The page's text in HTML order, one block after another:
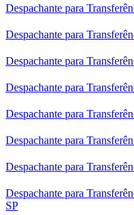
Despachante para
Despachante para
Despachante para
Despachante para
Despachante para
Despachante para
Despachante para
Despachante para
SP